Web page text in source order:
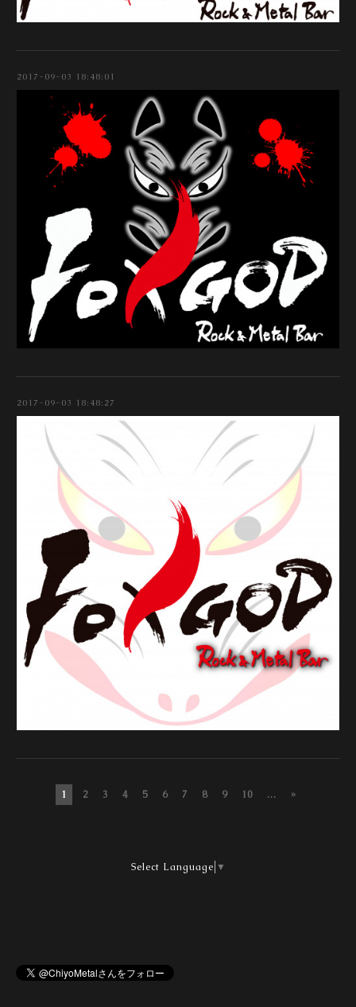
2017-09-03 18:48:01
2017-09-03 18:48:27
1 2 3 4 5 6 7 8 9 10 ... »
Select Language ▼